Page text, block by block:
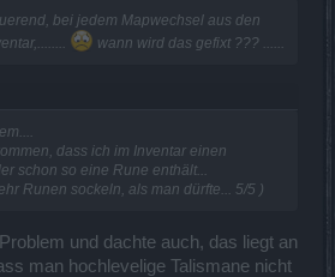
bei jedem Mapwechsel aus den
wann wird das gefixt ??? ......
dass ich im Inventar einen
schon so eine Rune enthält...
Runen sockeln, als man dürfte... 5/5 )
und dachte auch, das liegt an
man hochlevelige Talismane nicht